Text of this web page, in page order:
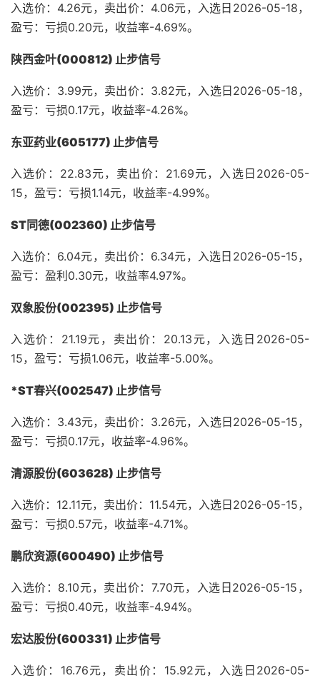
入选价：4.26元，卖出价：4.06元，入选日2026-05-18，
盈亏：亏损0.20元，收益率-4.69%。
陕西金叶(000812) 止步信号
入选价：3.99元，卖出价：3.82元，入选日2026-05-18，
盈亏：亏损0.17元，收益率-4.26%。
东亚药业(605177) 止步信号
入选价：22.83元，卖出价：21.69元，入选日2026-05-
15，盈亏：亏损1.14元，收益率-4.99%。
ST同德(002360) 止步信号
入选价：6.04元，卖出价：6.34元，入选日2026-05-15，
盈亏：盈利0.30元，收益率4.97%。
双象股份(002395) 止步信号
入选价：21.19元，卖出价：20.13元，入选日2026-05-
15，盈亏：亏损1.06元，收益率-5.00%。
*ST春兴(002547) 止步信号
入选价：3.43元，卖出价：3.26元，入选日2026-05-15，
盈亏：亏损0.17元，收益率-4.96%。
清源股份(603628) 止步信号
入选价：12.11元，卖出价：11.54元，入选日2026-05-15，
盈亏：亏损0.57元，收益率-4.71%。
鹏欣资源(600490) 止步信号
入选价：8.10元，卖出价：7.70元，入选日2026-05-15，
盈亏：亏损0.40元，收益率-4.94%。
宏达股份(600331) 止步信号
入选价：16.76元，卖出价：15.92元，入选日2026-05-